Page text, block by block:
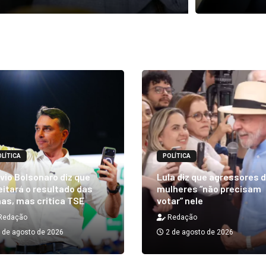
Bolsonaro diz que
o resultado das
mas critica TSE
de agosto de 2026
POLÍTICA
Lula diz que agressores
mulheres “não precisam
votar” nele
Redação
2 de agosto de 2026